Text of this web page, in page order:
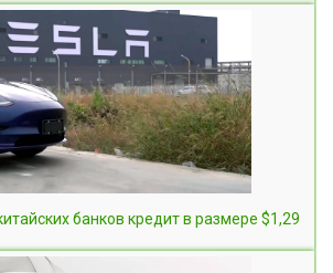
банков кредит в размере $1,29